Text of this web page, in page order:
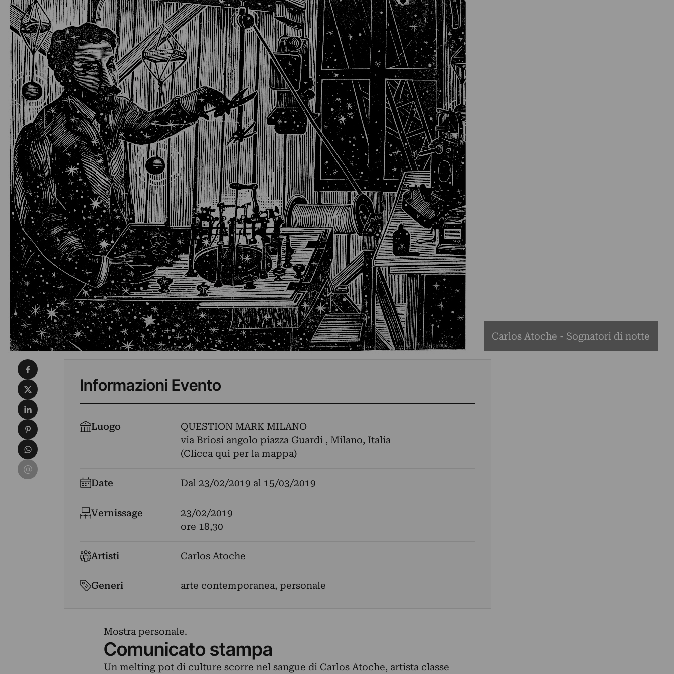
Carlos Atoche - Sognatori di notte
Informazioni Evento
Luogo
QUESTION MARK MILANO
via Briosi angolo piazza Guardi , Milano, Italia
(Clicca qui per la mappa)
Date Dal 23/02/2019 al 15/03/2019
Vernissage
23/02/2019
ore 18,30
Artisti Carlos Atoche
Generi arte contemporanea, personale
Mostra personale.
Comunicato stampa
Un melting pot di culture scorre nel sangue di Carlos Atoche, artista classe
Condividi su Facebook
Condividi su X
Condividi su LinkedIn
Condividi su Pinterest
Condividi su WhatsApp
Condividi su Email